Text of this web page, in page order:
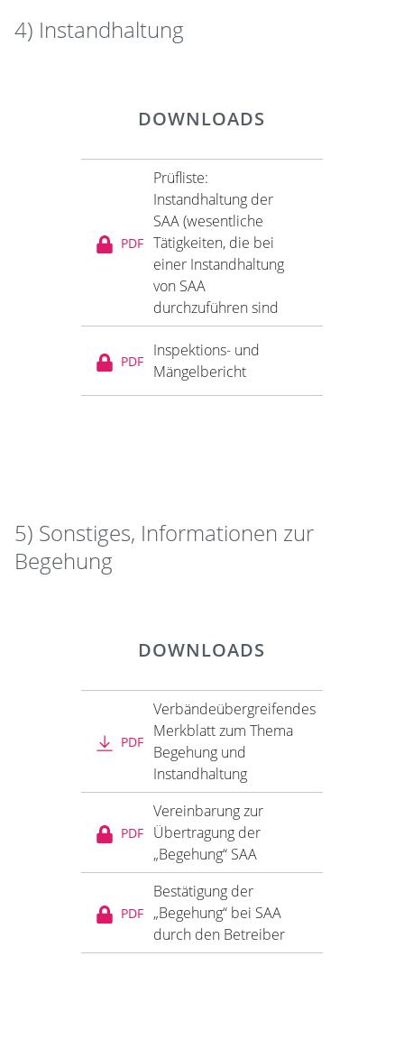
4) Instandhaltung
DOWNLOADS
PDF
Prüfliste:
Instandhaltung der
SAA (wesentliche
Tätigkeiten, die bei
einer Instandhaltung
von SAA
durchzuführen sind
PDF
Inspektions- und
Mängelbericht
5) Sonstiges, Informationen zur
Begehung
DOWNLOADS
PDF
Verbändeübergreifendes
Merkblatt zum Thema
Begehung und
Instandhaltung
PDF
Vereinbarung zur
Übertragung der
„Begehung“ SAA
PDF
Bestätigung der
„Begehung“ bei SAA
durch den Betreiber